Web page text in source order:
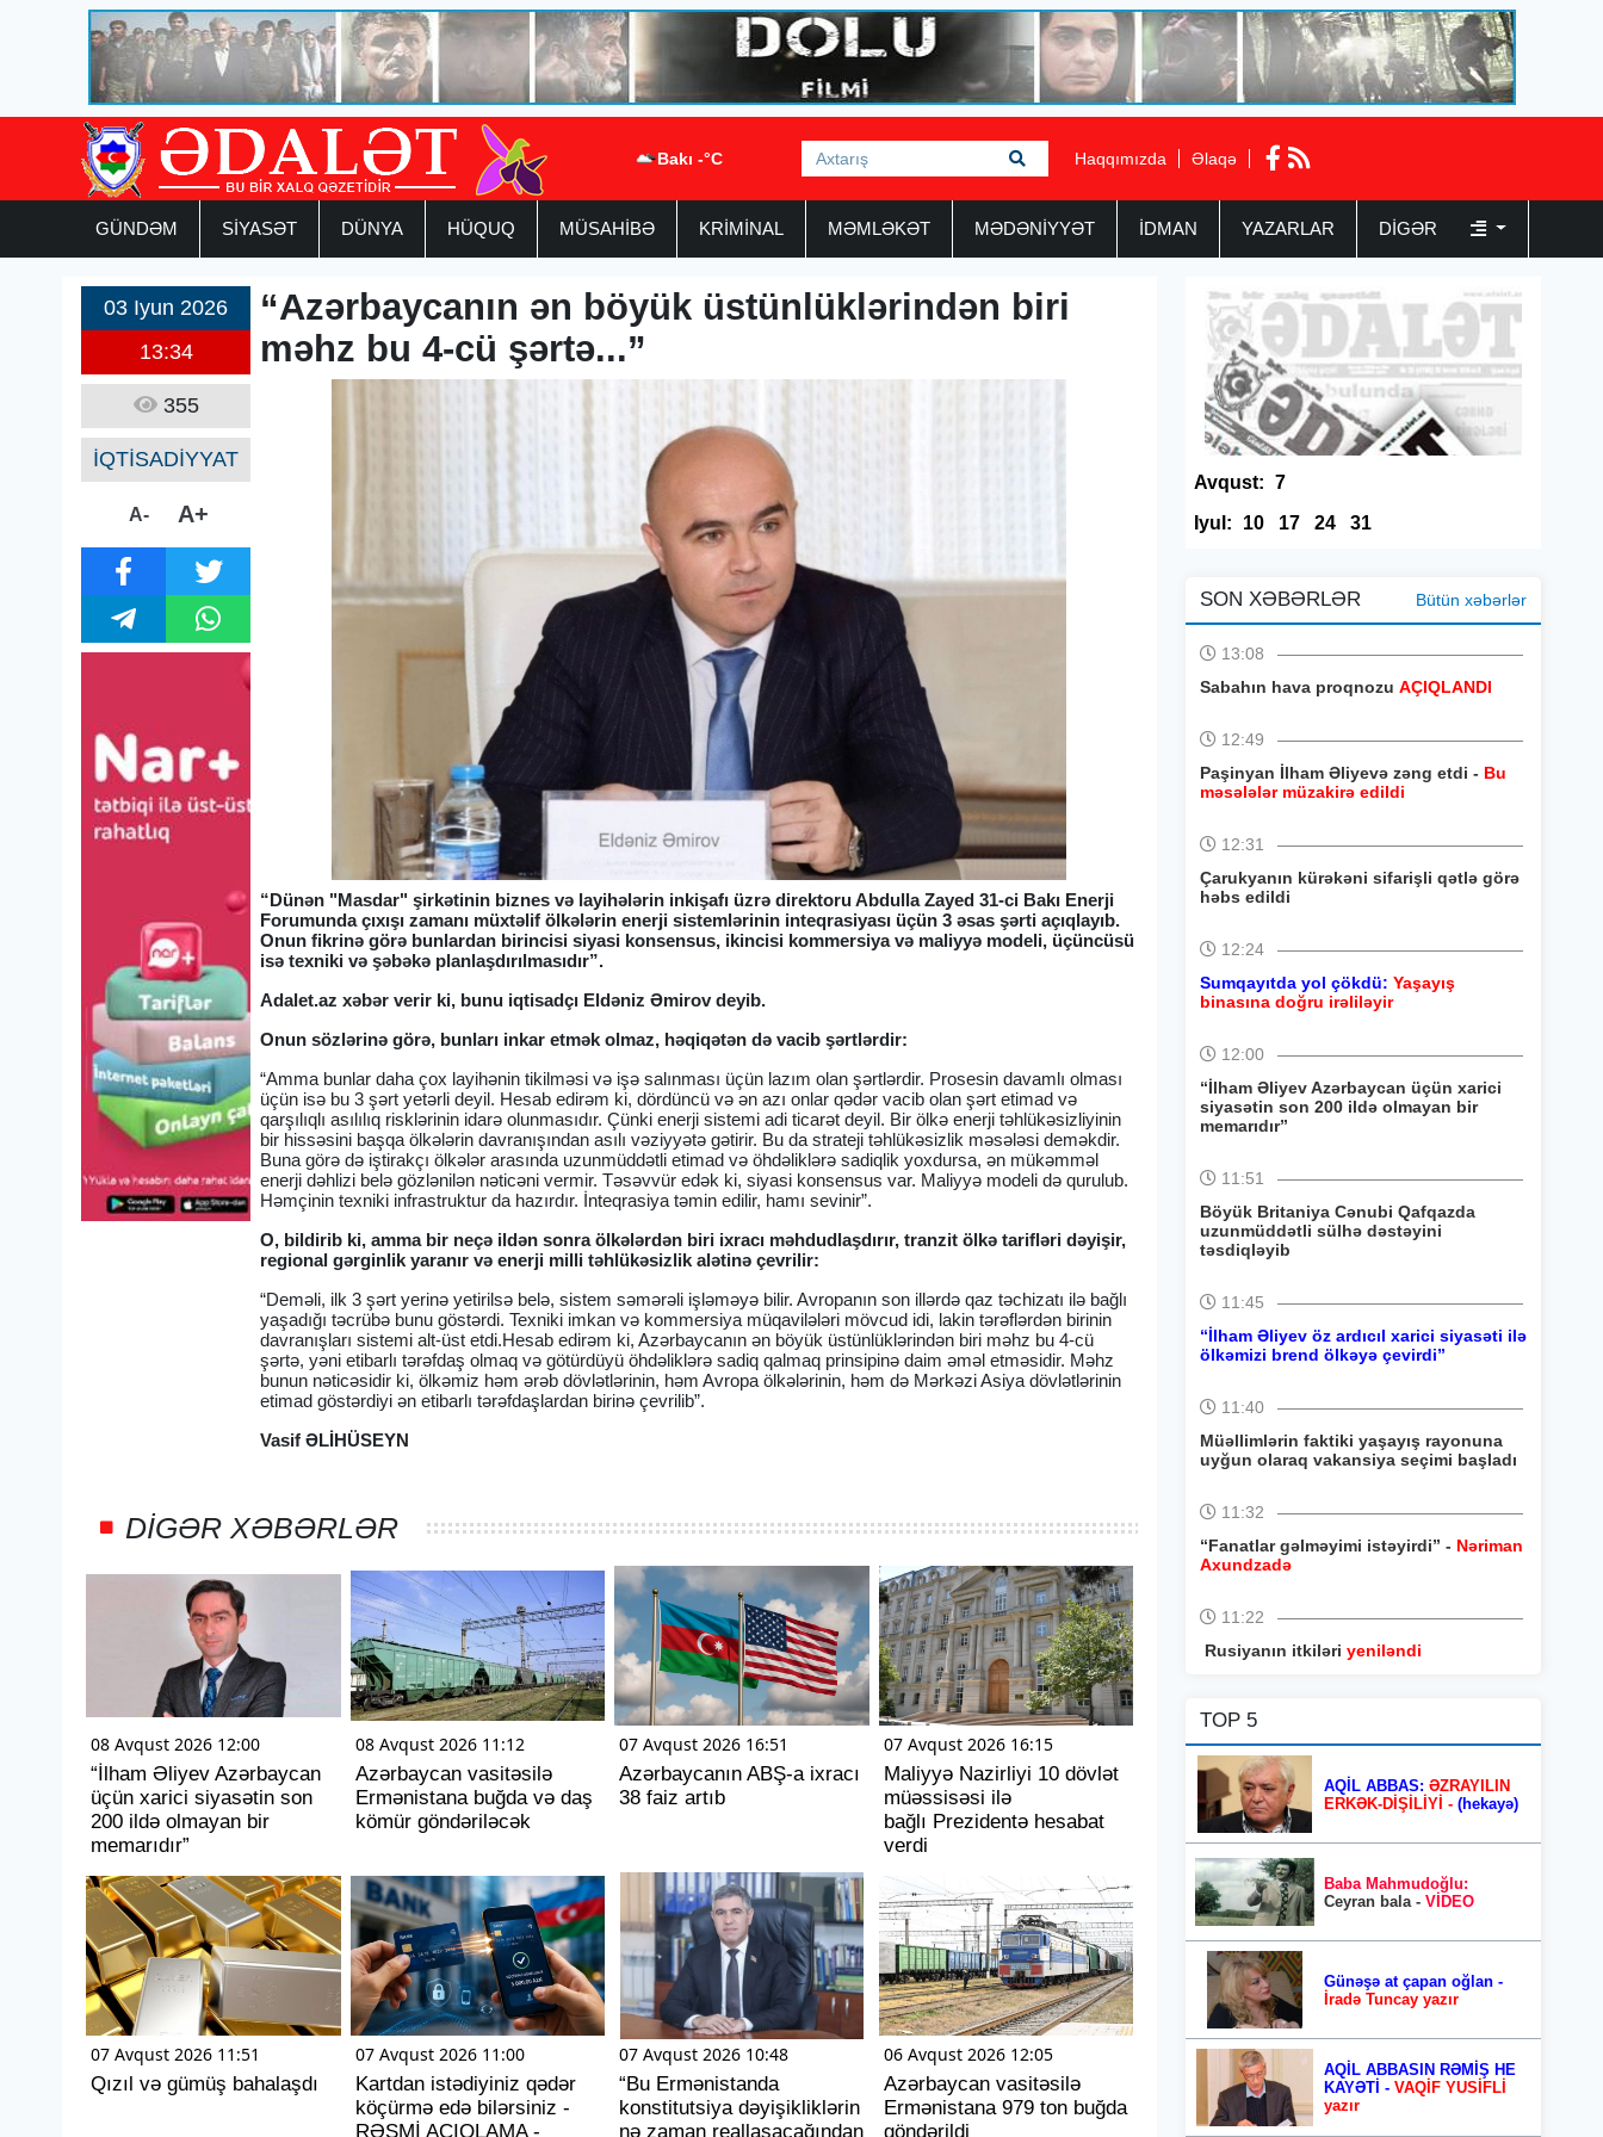
Bakı -°C Haqqımızda Əlaqə
GÜNDƏM SİYASƏT DÜNYA HÜQUQ MÜSAHİBƏ KRİMİNAL MƏMLƏKƏT MƏDƏNİYYƏT İDMAN YAZARLAR DIGƏR
03 Iyun 2026
13:34
355
İQTİSADİYYAT
A- A+
“Azərbaycanın ən böyük üstünlüklərindən biri
məhz bu 4-cü şərtə...”
“Dünən "Masdar" şirkətinin biznes və layihələrin inkişafı üzrə direktoru Abdulla Zayed 31-ci Bakı Enerji
Forumunda çıxışı zamanı müxtəlif ölkələrin enerji sistemlərinin inteqrasiyası üçün 3 əsas şərti açıqlayıb.
Onun fikrinə görə bunlardan birincisi siyasi konsensus, ikincisi kommersiya və maliyyə modeli, üçüncüsü
isə texniki və şəbəkə planlaşdırılmasıdır”.
Adalet.az xəbər verir ki, bunu iqtisadçı Eldəniz Əmirov deyib.
Onun sözlərinə görə, bunları inkar etmək olmaz, həqiqətən də vacib şərtlərdir:
“Amma bunlar daha çox layihənin tikilməsi və işə salınması üçün lazım olan şərtlərdir. Prosesin davamlı olması
üçün isə bu 3 şərt yetərli deyil. Hesab edirəm ki, dördüncü və ən azı onlar qədər vacib olan şərt etimad və
qarşılıqlı asılılıq risklərinin idarə olunmasıdır. Çünki enerji sistemi adi ticarət deyil. Bir ölkə enerji təhlükəsizliyinin
bir hissəsini başqa ölkələrin davranışından asılı vəziyyətə gətirir. Bu da strateji təhlükəsizlik məsələsi deməkdir.
Buna görə də iştirakçı ölkələr arasında uzunmüddətli etimad və öhdəliklərə sadiqlik yoxdursa, ən mükəmməl
enerji dəhlizi belə gözlənilən nəticəni vermir. Təsəvvür edək ki, siyasi konsensus var. Maliyyə modeli də qurulub.
Həmçinin texniki infrastruktur da hazırdır. İnteqrasiya təmin edilir, hamı sevinir”.
O, bildirib ki, amma bir neçə ildən sonra ölkələrdən biri ixracı məhdudlaşdırır, tranzit ölkə tarifləri dəyişir,
regional gərginlik yaranır və enerji milli təhlükəsizlik alətinə çevrilir:
“Deməli, ilk 3 şərt yerinə yetirilsə belə, sistem səmərəli işləməyə bilir. Avropanın son illərdə qaz təchizatı ilə bağlı
yaşadığı təcrübə bunu göstərdi. Texniki imkan və kommersiya müqavilələri mövcud idi, lakin tərəflərdən birinin
davranışları sistemi alt-üst etdi.Hesab edirəm ki, Azərbaycanın ən böyük üstünlüklərindən biri məhz bu 4-cü
şərtə, yəni etibarlı tərəfdaş olmaq və götürdüyü öhdəliklərə sadiq qalmaq prinsipinə daim əməl etməsidir. Məhz
bunun nəticəsidir ki, ölkəmiz həm ərəb dövlətlərinin, həm Avropa ölkələrinin, həm də Mərkəzi Asiya dövlətlərinin
etimad göstərdiyi ən etibarlı tərəfdaşlardan birinə çevrilib”.
Vasif ƏLİHÜSEYN
DIGƏR XƏBƏRLƏR
08 Avqust 2026 12:00
“İlham Əliyev Azərbaycan
üçün xarici siyasətin son
200 ildə olmayan bir
memarıdır”
08 Avqust 2026 11:12
Azərbaycan vasitəsilə
Ermənistana buğda və daş
kömür göndəriləcək
07 Avqust 2026 16:51
Azərbaycanın ABŞ-a ixracı
38 faiz artıb
07 Avqust 2026 16:15
Maliyyə Nazirliyi 10 dövlət
müəssisəsi ilə
bağlı Prezidentə hesabat
verdi
07 Avqust 2026 11:51
Qızıl və gümüş bahalaşdı
07 Avqust 2026 11:00
Kartdan istədiyiniz qədər
köçürmə edə bilərsiniz -
RƏSMİ AÇIQLAMA -
07 Avqust 2026 10:48
“Bu Ermənistanda
konstitutsiya dəyişikliklərin
nə zaman reallaşacağından
06 Avqust 2026 12:05
Azərbaycan vasitəsilə
Ermənistana 979 ton buğda
göndərildi
Avqust: 7
Iyul:
10 17 24 31
SON XƏBƏRLƏR Bütün xəbərlər
13:08
Sabahın hava proqnozu AÇIQLANDI
12:49
Paşinyan İlham Əliyevə zəng etdi - Bu
məsələlər müzakirə edildi
12:31
Çarukyanın kürəkəni sifarişli qətlə görə
həbs edildi
12:24
Sumqayıtda yol çökdü: Yaşayış
binasına doğru irəliləyir
12:00
“İlham Əliyev Azərbaycan üçün xarici
siyasətin son 200 ildə olmayan bir
memarıdır”
11:51
Böyük Britaniya Cənubi Qafqazda
uzunmüddətli sülhə dəstəyini
təsdiqləyib
11:45
“İlham Əliyev öz ardıcıl xarici siyasəti ilə
ölkəmizi brend ölkəyə çevirdi”
11:40
Müəllimlərin faktiki yaşayış rayonuna
uyğun olaraq vakansiya seçimi başladı
11:32
“Fanatlar gəlməyimi istəyirdi” - Nəriman
Axundzadə
11:22
Rusiyanın itkiləri yeniləndi
TOP 5
AQİL ABBAS: ƏZRAYILIN
ERKƏK-DİŞİLİYİ - (hekayə)
Baba Mahmudoğlu:
Ceyran bala - VİDEO
Günəşə at çapan oğlan -
İradə Tuncay yazır
AQİL ABBASIN RƏMİŞ HE
KAYƏTİ - VAQİF YUSİFLİ
yazır